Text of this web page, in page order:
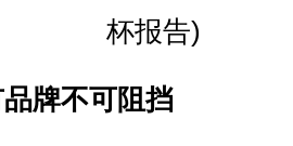
杯报告)
牌不可阻挡